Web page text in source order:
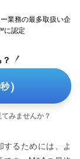
業務の最多取扱い企
に認定
）
みませんか？
るためには、よ